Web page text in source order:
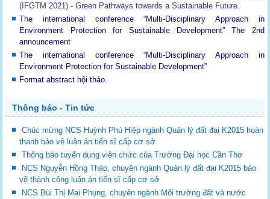
(IFGTM 2021) - Green Pathways towards a Sustainable Future.
The international conference “Multi-Disciplinary Approach in
Environment Protection for Sustainable Development”The 2nd
announcement
The international conference “Multi-Disciplinary Approach in
Environment Protection for Sustainable Development”
Format abstract hội thảo.
Thông báo - Tin tức
Chúc mừng NCS Huỳnh Phú Hiệp ngành Quản lý đất đai K2015 hoàn
thanh bảo vệ luận án tiến sĩ cấp cơ sở
Thông báo tuyển dụng viên chức của Trường Đại học Cần Thơ
NCS Nguyễn Hồng Thảo, chuyên ngành Quản lý đất đai K2015 bảo
vệ thành công luận án tiến sĩ cấp cơ sở
NCS Bùi Thị Mai Phụng, chuyên ngành Môi trường đất và nước